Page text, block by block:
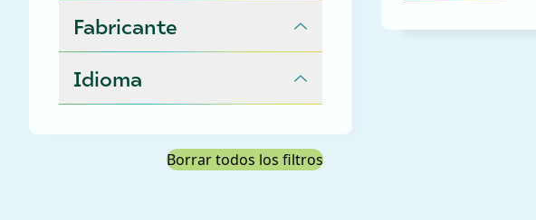
Fabricante
Idioma
Borrar todos los filtros